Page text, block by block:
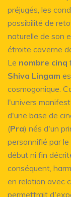
préjugés, les
possibilité de
naturelle de son
étroite caverne
Le nombre cinq
Shiva Lingam
cosmogonique.
l'univers
d'une base de
(Pra) nés d'un
personnifié par le
début ni fin
conséquent,
en relation avec
permettrait